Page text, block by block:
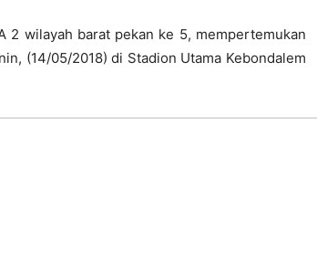
2 wilayah barat pekan ke 5, mempertemukan
(14/05/2018) di Stadion Utama Kebondalem